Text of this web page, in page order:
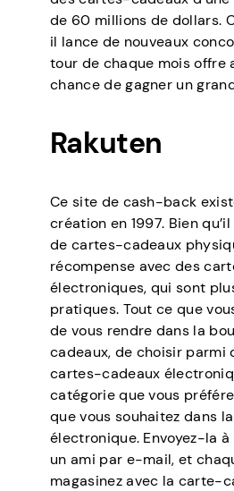
de 60 millions de dollars.
il lance de nouveaux
tour de chaque mois offre
chance de gagner un
Rakuten
Ce site de cash-back
création en 1997. Bien
de cartes-cadeaux
récompense avec des
électroniques, qui sont
pratiques. Tout ce que
de vous rendre dans la
cadeaux, de choisir parmi
cartes-cadeaux
catégorie que vous
que vous souhaitez dans
électronique. Envoyez-la
un ami par e-mail, et
magasinez avec la carte-